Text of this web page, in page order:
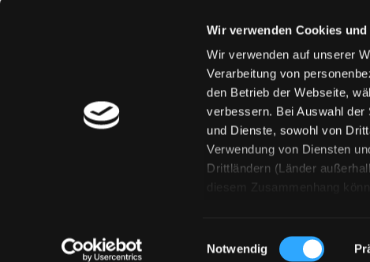
Wir verwenden Cookies
Wir verwenden auf unserer
Verarbeitung von
den Betrieb der Webseite,
verbessern. Bei Auswahl der
und Dienste, sowohl von
Verwendung von Diensten
Drittländern (Länder
diesem Zusammenhang
„Details zeigen“ finden Sie
Einwilligungsauswahl
Notwendig
[kju:b]
Feedback
Kontakt
Über uns
Jobs
Medienwunsch
FAQs